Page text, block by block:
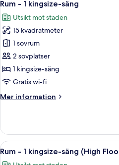
alla
foton
för
Rum
-
1
kingsize-
Rum - 1 kingsize-säng
Utsikt mot staden
15 kvadratmeter
1 sovrum
2 sovplatser
1 kingsize-säng
Gratis wi-fi
Mer information
Mer
-
kingsize-
Öppna
alla
25
Rum - 1 kingsize-säng (High